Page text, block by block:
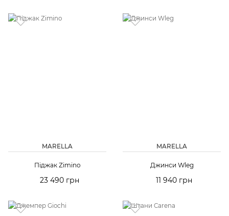
MARELLA
Піджак Zimino
23 490 грн
MARELLA
Джинси Wleg
11 940 грн